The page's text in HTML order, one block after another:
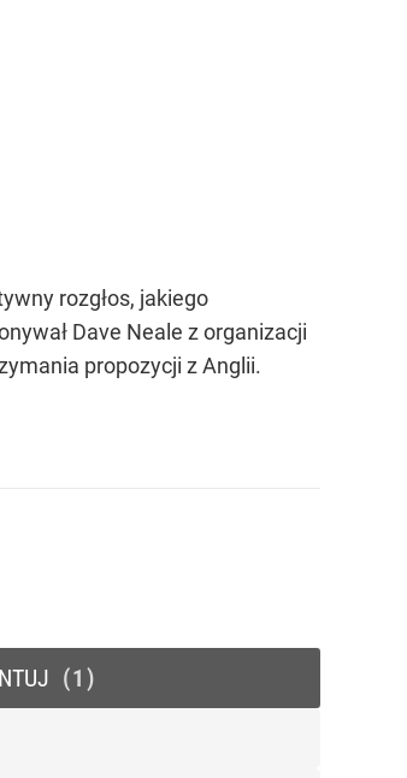
rozgłos, jakiego
Dave Neale z organizacji
propozycji z Anglii.
1